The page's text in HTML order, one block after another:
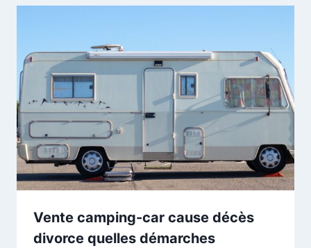
Vente camping-car cause décès
divorce quelles démarches